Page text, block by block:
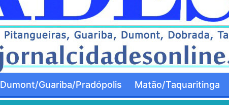
Dumont/Guariba/Pradópolis Matão/Taquaritinga